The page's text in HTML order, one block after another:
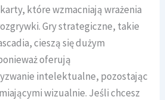
które wzmacniają wrażenia
Gry strategiczne, takie
cieszą się dużym
oferują
intelektualne, pozostając
wizualnie. Jeśli chcesz